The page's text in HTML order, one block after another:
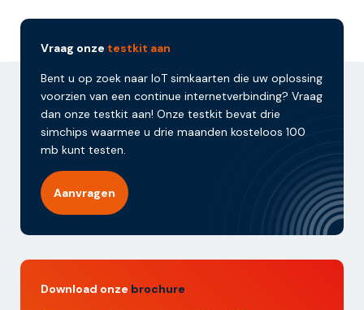
Vraag onze testkit aan
Bent u op zoek naar IoT simkaarten die uw oplossing
voorzien van een continue internetverbinding? Vraag
dan onze testkit aan! Onze testkit bevat drie
simchips waarmee u drie maanden kosteloos 100
mb kunt testen.
Aanvragen
Download onze brochure